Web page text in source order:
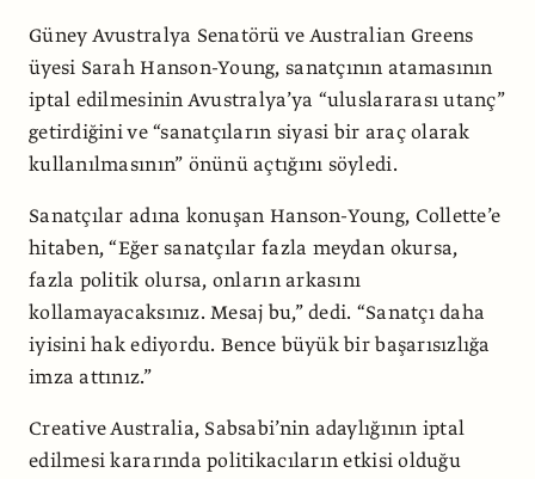
Güney Avustralya Senatörü ve Australian Greens
üyesi Sarah Hanson-Young, sanatçının atamasının
iptal edilmesinin Avustralya’ya “uluslararası utanç”
getirdiğini ve “sanatçıların siyasi bir araç olarak
kullanılmasının” önünü açtığını söyledi.
Sanatçılar adına konuşan Hanson-Young, Collette’e
hitaben, “Eğer sanatçılar fazla meydan okursa,
fazla politik olursa, onların arkasını
kollamayacaksınız. Mesaj bu,” dedi. “Sanatçı daha
iyisini hak ediyordu. Bence büyük bir başarısızlığa
imza attınız.”
Creative Australia, Sabsabi’nin adaylığının iptal
edilmesi kararında politikacıların etkisi olduğu